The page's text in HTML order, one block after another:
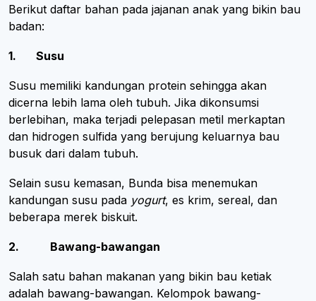
Berikut daftar bahan pada jajanan anak yang bikin bau
badan:
1. Susu
Susu memiliki kandungan protein sehingga akan
dicerna lebih lama oleh tubuh. Jika dikonsumsi
berlebihan, maka terjadi pelepasan metil merkaptan
dan hidrogen sulfida yang berujung keluarnya bau
busuk dari dalam tubuh.
Selain susu kemasan, Bunda bisa menemukan
kandungan susu pada yogurt, es krim, sereal, dan
beberapa merek biskuit.
2. Bawang-bawangan
Salah satu bahan makanan yang bikin bau ketiak
adalah bawang-bawangan. Kelompok bawang-